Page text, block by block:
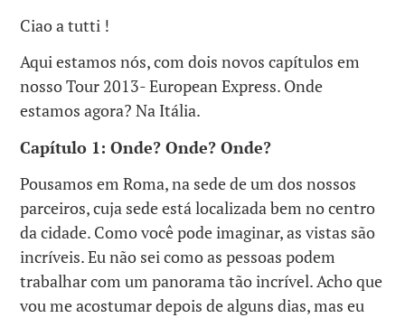
Ciao a tutti !
Aqui estamos nós, com dois novos capítulos em
nosso Tour 2013- European Express. Onde
estamos agora? Na Itália.
Capítulo 1: Onde? Onde? Onde?
Pousamos em Roma, na sede de um dos nossos
parceiros, cuja sede está localizada bem no centro
da cidade. Como você pode imaginar, as vistas são
incríveis. Eu não sei como as pessoas podem
trabalhar com um panorama tão incrível. Acho que
vou me acostumar depois de alguns dias, mas eu